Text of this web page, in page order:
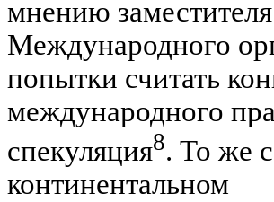
мнению заместителя
Международного
попытки считать
международного
спекуляция8. То же
континентальном